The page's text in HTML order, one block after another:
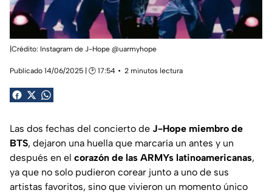
|Crédito: Instagram de J-Hope @uarmyhope
Publicado 14/06/2025 | 🕑 17:54 2 minutos lectura
Las dos fechas del concierto de J-Hope miembro de
BTS, dejaron una huella que marcaría un antes y un
después en el corazón de las ARMYs latinoamericanas,
ya que no solo pudieron corear junto a uno de sus
artistas favoritos, sino que vivieron un momento único